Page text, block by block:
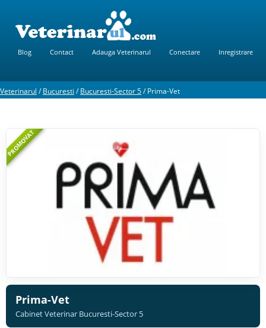
Blog Contact Adauga Veterinarul Conectare Inregistrare
Veterinarul /Bucuresti /Bucuresti-Sector 5/Prima-Vet
PROMOVAT
Prima-Vet
Cabinet Veterinar Bucuresti-Sector 5